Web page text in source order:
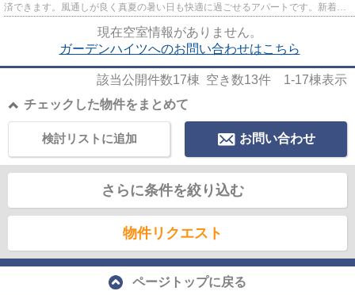
済できます。風通しが良く真夏の暑い日も快適に過ごせるアパートです。新着情
現在空室情報がありません。
ガーデンハイツへのお問い合わせはこちら
該当公開件数17棟 空き数13件 1-17棟表示
チェックした物件をまとめて
お問い合わせ
検討リストに追加
さらに条件を絞り込む
物件リクエスト
ページトップに戻る